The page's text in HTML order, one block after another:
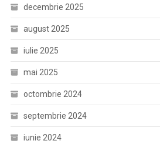
decembrie 2025
august 2025
iulie 2025
mai 2025
octombrie 2024
septembrie 2024
iunie 2024